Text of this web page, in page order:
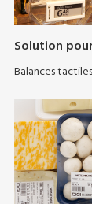
Solution
Balances